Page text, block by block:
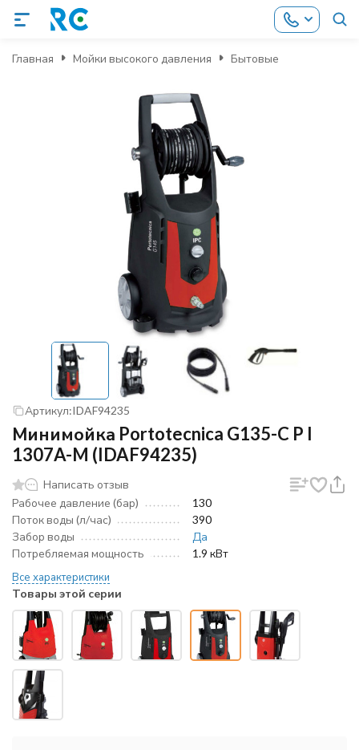
Главная Мойки высокого давления Бытовые
Артикул:IDAF94235
Минимойка Portotecnica G135-C P I
1307A-M (IDAF94235)
Написать отзыв
Рабочее давление (бар)
130
Поток воды (л/час)
390
Забор воды
Да
Потребляемая мощность
1.9 кВт
Все характеристики
Товары этой серии